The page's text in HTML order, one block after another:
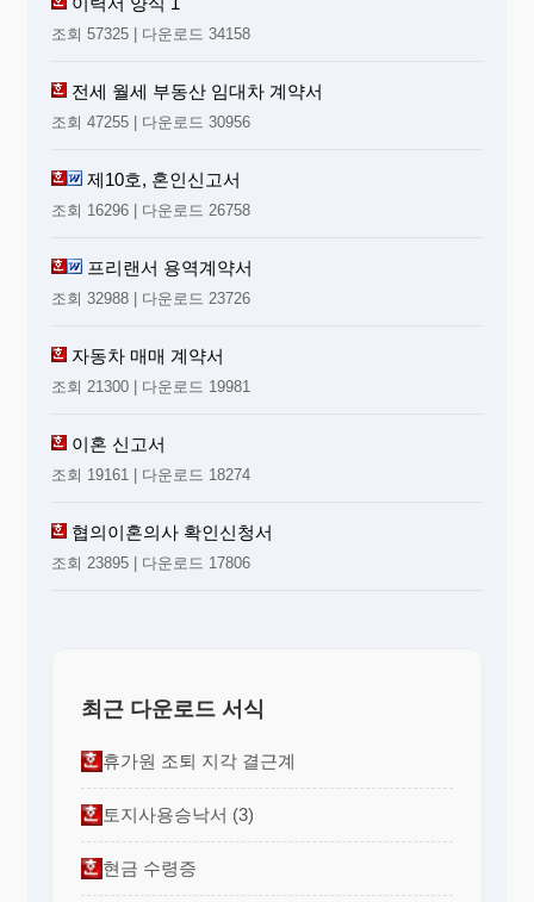
조회 57325 | 다운로드 34158
전세 월세 부동산 임대차 계약서
조회 47255 | 다운로드 30956
제10호, 혼인신고서
조회 16296 | 다운로드 26758
프리랜서 용역계약서
조회 32988 | 다운로드 23726
자동차 매매 계약서
조회 21300 | 다운로드 19981
이혼 신고서
조회 19161 | 다운로드 18274
협의이혼의사 확인신청서
조회 23895 | 다운로드 17806
최근 다운로드 서식
휴가원 조퇴 지각 결근계
토지사용승낙서 (3)
현금 수령증